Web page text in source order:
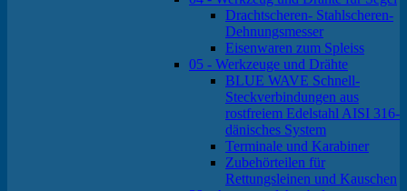
Drachtscheren- Stahlscheren-
Dehnungsmesser
Eisenwaren zum Spleiss
05 - Werkzeuge und Drähte
BLUE WAVE Schnell-
Steckverbindungen aus
rostfreiem Edelstahl AISI 316-
dänisches System
Terminale und Karabiner
Zubehörteilen für
Rettungsleinen und Kauschen